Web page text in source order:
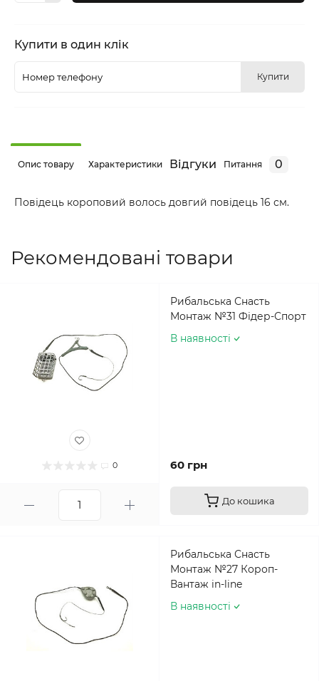
Купити в один клік
Купити
Опис товару Характеристики Відгуки Питання 0
Повідець короповий волось довгий повідець 16 см.
Рекомендовані товари
0
Рибальська Снасть
Монтаж №31 Фідер-Спорт
В наявності
60 грн
До кошика
Рибальська Снасть
Монтаж №27 Короп-
Вантаж in-line
В наявності